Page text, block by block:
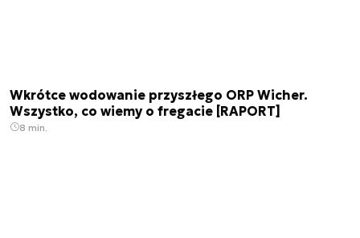
Wkrótce wodowanie przyszłego ORP Wicher.
Wszystko, co wiemy o fregacie [RAPORT]
8 min.